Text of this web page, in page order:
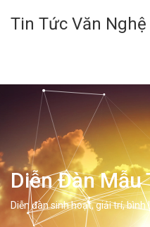
Tin Tức Văn
Diễn Đàn Mẫu
Diễn đàn sinh hoạt, giải trí, bình